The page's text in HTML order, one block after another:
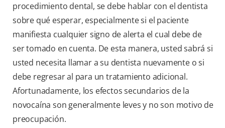
procedimiento dental, se debe hablar con el dentista
sobre qué esperar, especialmente si el paciente
manifiesta cualquier signo de alerta el cual debe de
ser tomado en cuenta. De esta manera, usted sabrá si
usted necesita llamar a su dentista nuevamente o si
debe regresar al para un tratamiento adicional.
Afortunadamente, los efectos secundarios de la
novocaína son generalmente leves y no son motivo de
preocupación.